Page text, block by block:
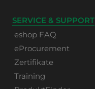
SERVICE & SUPPORT
eshop FAQ
eProcurement
Zertifikate
Training